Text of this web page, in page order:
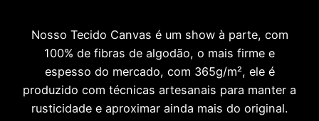
Nosso Tecido Canvas é um show à parte, com
100% de fibras de algodão, o mais firme e
espesso do mercado, com 365g/m², ele é
produzido com técnicas artesanais para manter a
rusticidade e aproximar ainda mais do original.